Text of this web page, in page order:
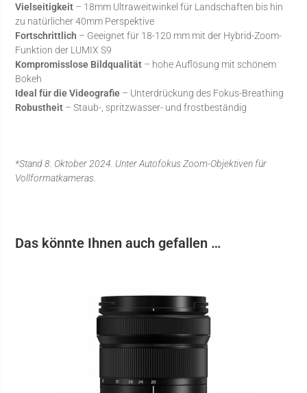
Vielseitigkeit – 18mm Ultraweitwinkel für Landschaften bis hin
zu natürlicher 40mm Perspektive
Fortschrittlich – Geeignet für 18-120 mm mit der Hybrid-Zoom-
Funktion der LUMIX S9
Kompromisslose Bildqualität – hohe Auflösung mit schönem
Bokeh
Ideal für die Videografie – Unterdrückung des Fokus-Breathing
Robustheit – Staub-, spritzwasser- und frostbeständig
*Stand 8. Oktober 2024. Unter Autofokus Zoom-Objektiven für
Vollformatkameras.
Das könnte Ihnen auch gefallen …